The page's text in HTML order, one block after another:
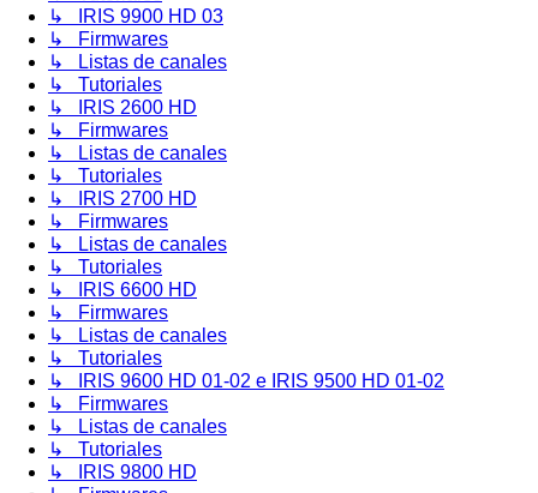
↳ IRIS 9900 HD 03
↳ Firmwares
↳ Listas de canales
↳ Tutoriales
↳ IRIS 2600 HD
↳ Firmwares
↳ Listas de canales
↳ Tutoriales
↳ IRIS 2700 HD
↳ Firmwares
↳ Listas de canales
↳ Tutoriales
↳ IRIS 6600 HD
↳ Firmwares
↳ Listas de canales
↳ Tutoriales
↳ IRIS 9600 HD 01-02 e IRIS 9500 HD 01-02
↳ Firmwares
↳ Listas de canales
↳ Tutoriales
↳ IRIS 9800 HD